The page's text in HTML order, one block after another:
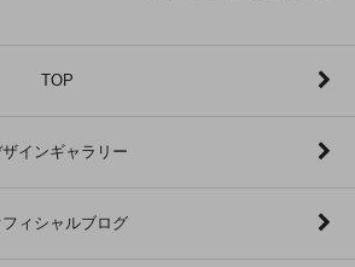
TOP
インギャラリー
フィシャルブログ